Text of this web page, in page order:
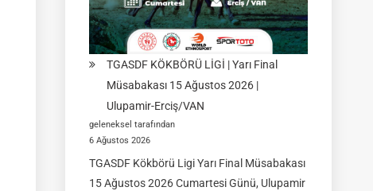
TGASDF KÖKBÖRÜ LİGİ | Yarı Final
Müsabakası 15 Ağustos 2026 |
Ulupamir-Erciş/VAN
geleneksel tarafından
6 Ağustos 2026
TGASDF Kökbörü Ligi Yarı Final Müsabakası
15 Ağustos 2026 Cumartesi Günü, Ulupamir